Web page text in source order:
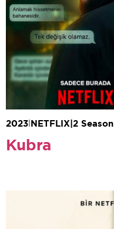
2023 NETFLIX 2 Season
Kubra